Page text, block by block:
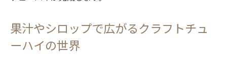
果汁やシロップで広がるクラフトチュ
ーハイの世界